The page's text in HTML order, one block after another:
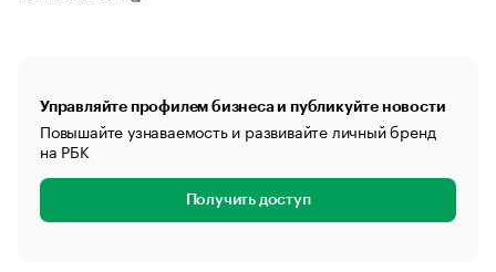
Управляйте профилем бизнеса и публикуйте новости
Повышайте узнаваемость и развивайте личный бренд
на РБК
Получить доступ